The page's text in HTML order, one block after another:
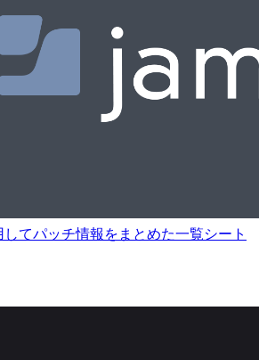
てパッチ情報をまとめた一覧シート